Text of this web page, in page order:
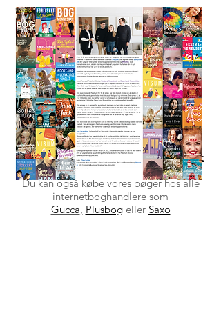
HVOR FINDER DU BØGERNE?
Din lokale boghandler eller dit lokale
bibliotek kan selvfølgelig altid skaffe
bøgerne hjem til dig.
Hvis du er mere til at streame, kan du
finde bøgerne på for eksempelMofibo,
Saxo,Bookmate,Nextory eller BookBeat
Du kan også købe vores bøger hos alle
internetboghandlere som
Gucca, Plusbogeller Saxo